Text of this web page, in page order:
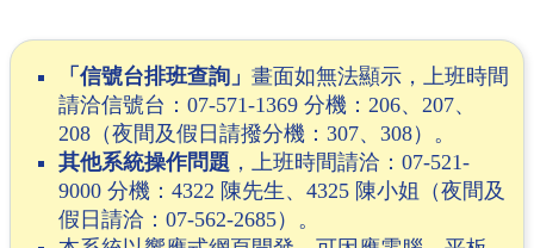
「信號台排班查詢」 畫面如無法顯示，上班時間
請洽信號台：07-571-1369 分機：206、207、
208（夜間及假日請撥分機：307、308）。
其他系統操作問題 ，上班時間請洽：07-521-
9000 分機：4322 陳先生、4325 陳小姐（夜間及
假日請洽：07-562-2685）。